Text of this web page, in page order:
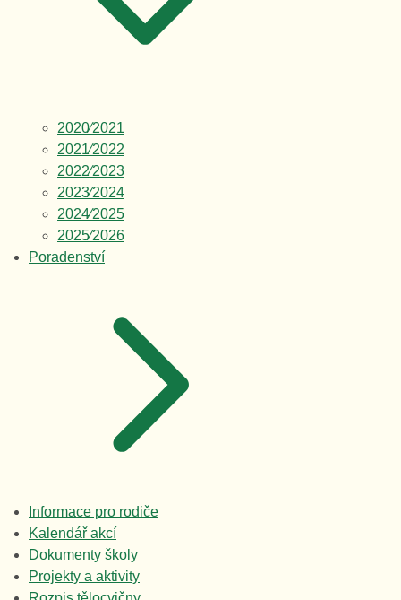
2020⁄2021
2021⁄2022
2022⁄2023
2023⁄2024
2024⁄2025
2025⁄2026
Poradenství
Informace pro rodiče
Kalendář akcí
Dokumenty školy
Projekty a aktivity